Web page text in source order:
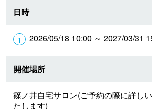
日時
2026/05/18 10:00 ～ 2027/03/31
開催場所
篠ノ井自宅サロン(ご予約の際に詳し
たします)